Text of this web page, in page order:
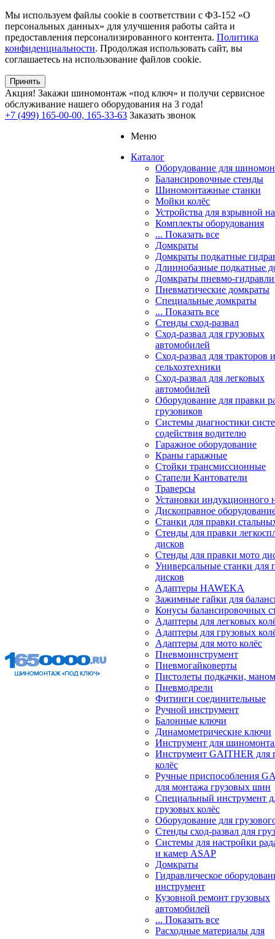
Мы используем файлы cookie в соответствии с ФЗ-152 «О
персональных данных» для улучшения работы сайта и
предоставления персонализированного контента. Политика
конфиденциальности. Продолжая использовать сайт, вы
соглашаетесь на использование файлов cookie.
Принять
Акция! Закажи шиномонтаж «под ключ» и получи сервисное
обслуживание нашего оборудования на 3 года!
+7 (499) 165-00-00, 165-33-63 Заказать звонок
Меню
Каталог
Оборудование для
Балансировочные стенды
Шиномонтажные станки
Мойки колёс
Устройства для взрывной
Комплекты оборудования
... Показать все
Домкраты
Домкраты подкатные
Длиннобазные подкатные
Домкраты пневмо-
Пневматические домкраты
Специальные домкраты
... Показать все
Стенды сход-развал
Сход-развал для грузовых
автомобилей
Сход-развал для тракторов и
сельхозтехники
Сход-развал для легковых
автомобилей
Оборудование для правки
грузовиков
Системы диагностики
содействия водителю
Гаражное оборудование
Краны гаражные
Стойки трансмиссионные
Стапели Кантователи
Траверсы
Установки индукционного
Дископравное
Станки для правки
Стенды для правки
дисков
Стенды для правки мото
Универсальные станки для
дисков
Адаптеры HAWEKA
Зажимные гайки для
Конусы балансировочных
Адаптеры для легковых
Адаптеры для грузовых
Адаптеры для мото колёс
Пневмоинструмент
Пневмогайковерты
Пистолеты подкачки,
Пневмодрели
Фитинги соединительные
Ручной инструмент
Балонные ключи
Динамометрические ключи
Инструмент для
Инструмент GAITHER для
колёс
Ручные приспособления
для монтажа грузовых шин
Специальный инструмент
грузовых колёс
Оборудование для
Стенды сход-развал для
Системы для настройки
и камер ASAP
Домкраты
Гидравлическое
инструмент
Кузовной ремонт грузовых
автомобилей
... Показать все
Расходные материалы для